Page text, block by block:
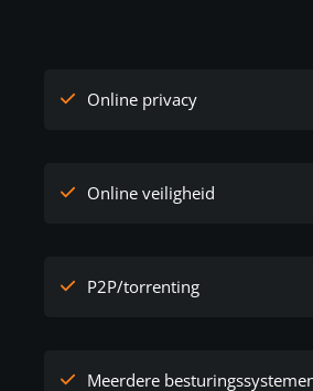
Online privacy
Online veiligheid
P2P/torrenting
Meerdere